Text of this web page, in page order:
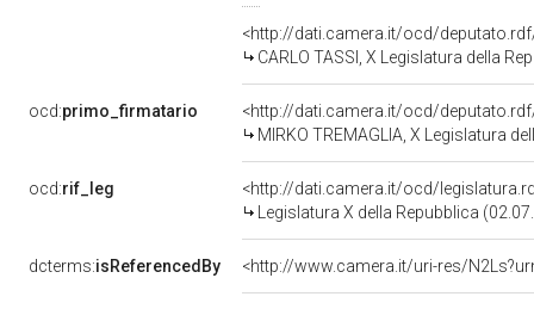
<http://dati.camera.it/ocd/
CARLO TASSI, X Legislatura della
ocd:primo_firmatario
<http://dati.camera.it/ocd/
MIRKO TREMAGLIA, X Legislatura
ocd:rif_leg
<http://dati.camera.it/ocd/
Legislatura X della Repubblica
dcterms:isReferencedBy <http://www.camera.it/uri-res/